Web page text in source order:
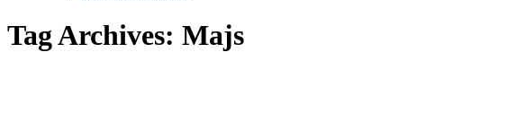
Tag Archives: Majs